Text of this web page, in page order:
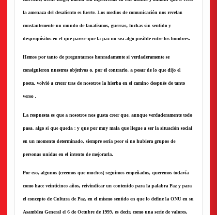
la amenaza del desaliento es fuerte. Los medios de comunicación nos revelan
constantemente un mundo de fanatismos, guerras, luchas sin sentido y
despropósitos en el que parece que la paz no sea algo posible entre los hombres.
Hemos por tanto de preguntarnos honradamente si verdaderamente se
consiguieron nuestros objetivos o, por el contrario, a pesar de lo que dijo el
poeta, volvió a crecer tras de nosotros la hierba en el camino después de tanto
verso .
La respuesta es que a nosotros nos gusta creer que, aunque verdaderamente todo
pasa, algo si que queda ; y que por muy mala que llegue a ser la situación social
en un momento determinado, siempre sería peor si no hubiera grupos de
personas unidas en el intento de mejorarla.
Por eso, algunos (creemos que muchos) seguimos empeñados, queremos todavía
como hace veinticinco años, reivindicar un contenido para la palabra Paz y para
el concepto de Cultura de Paz, en el mismo sentido en que lo define la ONU en su
Asamblea General el 6 de Octubre de 1999, es decir, como una serie de valores,